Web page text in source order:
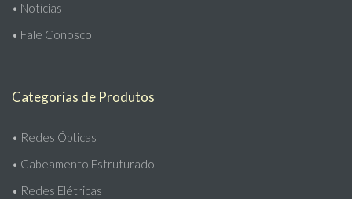
• Notícias
• Fale Conosco
Categorias de Produtos
• Redes Ópticas
• Cabeamento Estruturado
• Redes Elétricas